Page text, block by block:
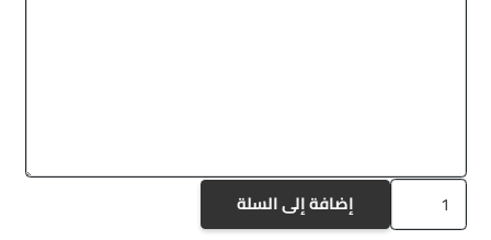
كمية
A-
إضافة إلى السلة